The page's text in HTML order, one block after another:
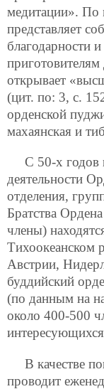
медитации».
представляет
благодарности
открывает
(цит. по: 3, с.
орденской
махаянская и
С 50-х годов
деятельности
отделения,
Братства
члены)
Тихоокеанском
Австрии,
буддийский
(по данным на
около 400-500
В качестве
проводит